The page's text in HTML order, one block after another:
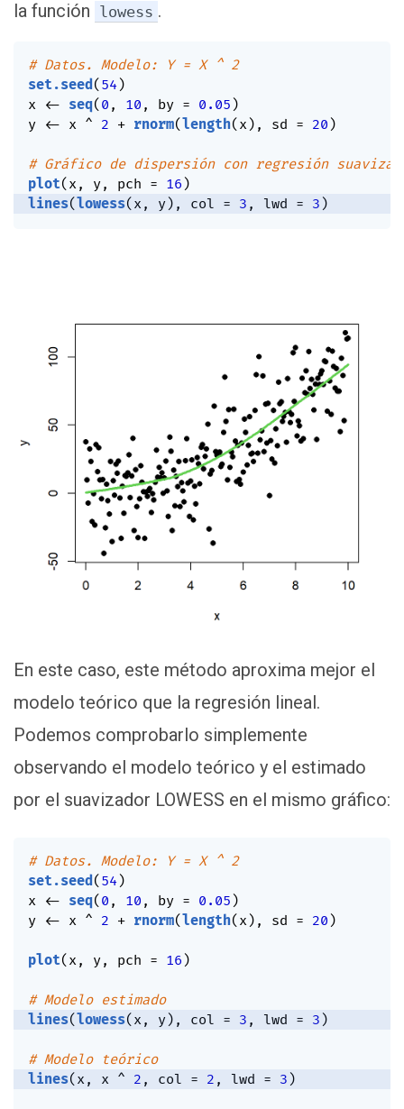
la función lowess .
# Datos. Modelo: Y = X ^ 2
set.seed ( 54)
x <- seq( 0 , 10 , by = 0.05 )
y <- x ^ 2 + rnorm(length( x) , sd = 20 )
# Gráfico de dispersión con regresión
plot( x, y, pch = 16 )
lines(lowess( x , y) , col = 3 , lwd = 3 )
En este caso, este método aproxima mejor el
modelo teórico que la regresión lineal.
Podemos comprobarlo simplemente
observando el modelo teórico y el estimado
por el suavizador LOWESS en el mismo gráfico:
# Datos. Modelo: Y = X ^ 2
set.seed ( 54)
x <- seq( 0 , 10 , by = 0.05 )
y <- x ^ 2 + rnorm(length( x) , sd = 20 )
plot( x, y, pch = 16 )
# Modelo estimado
lines(lowess( x , y) , col = 3 , lwd = 3 )
# Modelo teórico
lines( x , x ^ 2 , col = 2 , lwd = 3 )